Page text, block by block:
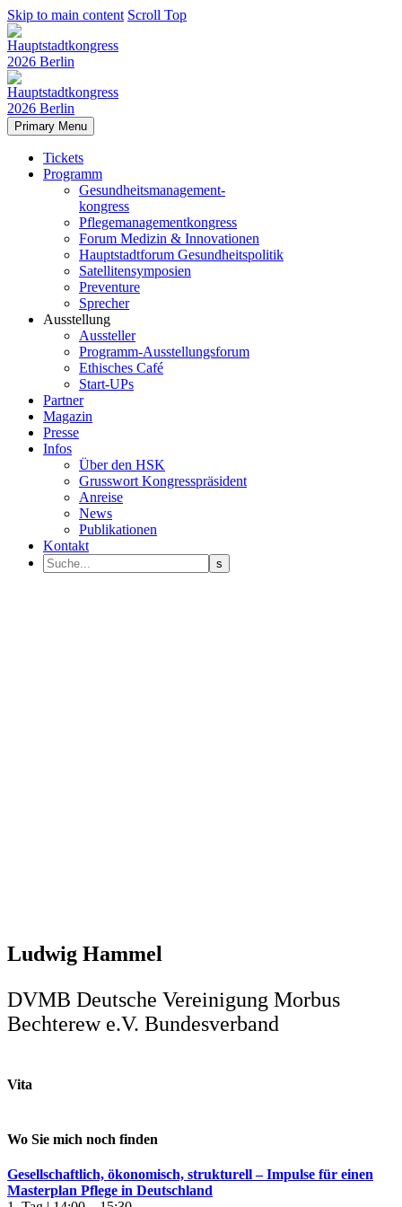
Skip to main content Scroll Top
Primary Menu
Tickets
Programm
Gesundheitsmanagement-
kongress
Pflegemanagementkongress
Forum Medizin & Innovationen
Hauptstadtforum Gesundheitspolitik
Satellitensymposien
Preventure
Sprecher
Ausstellung
Aussteller
Programm-Ausstellungsforum
Ethisches Café
Start-UPs
Partner
Magazin
Presse
Infos
Über den HSK
Grusswort Kongresspräsident
Anreise
News
Publikationen
Kontakt
Ludwig Hammel
DVMB Deutsche Vereinigung Morbus
Bechterew e.V. Bundesverband
Vita
Wo Sie mich noch finden
Gesellschaftlich, ökonomisch, strukturell – Impulse für einen
Masterplan Pflege in Deutschland